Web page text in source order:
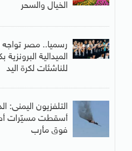
الخيال والسحر
رسميا.. مصر تواجه
الميدالية البرونزية
للناشئات لكرة اليد
التلفزيون اليمنى:
أسقطت مسيّرات
فوق مأرب